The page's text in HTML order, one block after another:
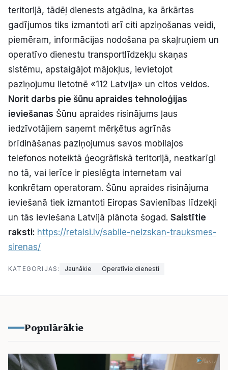
teritorijā, tādēļ dienests atgādina, ka ārkārtas
gadījumos tiks izmantoti arī citi apziņošanas veidi,
piemēram, informācijas nodošana pa skaļruņiem un
operatīvo dienestu transportlīdzekļu skaņas
sistēmu, apstaigājot mājokļus, ievietojot
paziņojumu lietotnē «112 Latvija» un citos veidos.
Norit darbs pie šūnu apraides tehnoloģijas
ieviešanas Šūnu apraides risinājums ļaus
iedzīvotājiem saņemt mērķētus agrīnās
brīdināšanas paziņojumus savos mobilajos
telefonos noteiktā ģeogrāfiskā teritorijā, neatkarīgi
no tā, vai ierīce ir pieslēgta internetam vai
konkrētam operatoram. Šūnu apraides risinājuma
ieviešanā tiek izmantoti Eiropas Savienības līdzekļi
un tās ieviešana Latvijā plānota šogad. Saistītie
raksti: https://retalsi.lv/sabile-neizskan-trauksmes-
sirenas/
KATEGORIJAS: Jaunākie Operatīvie dienesti
Populārākie